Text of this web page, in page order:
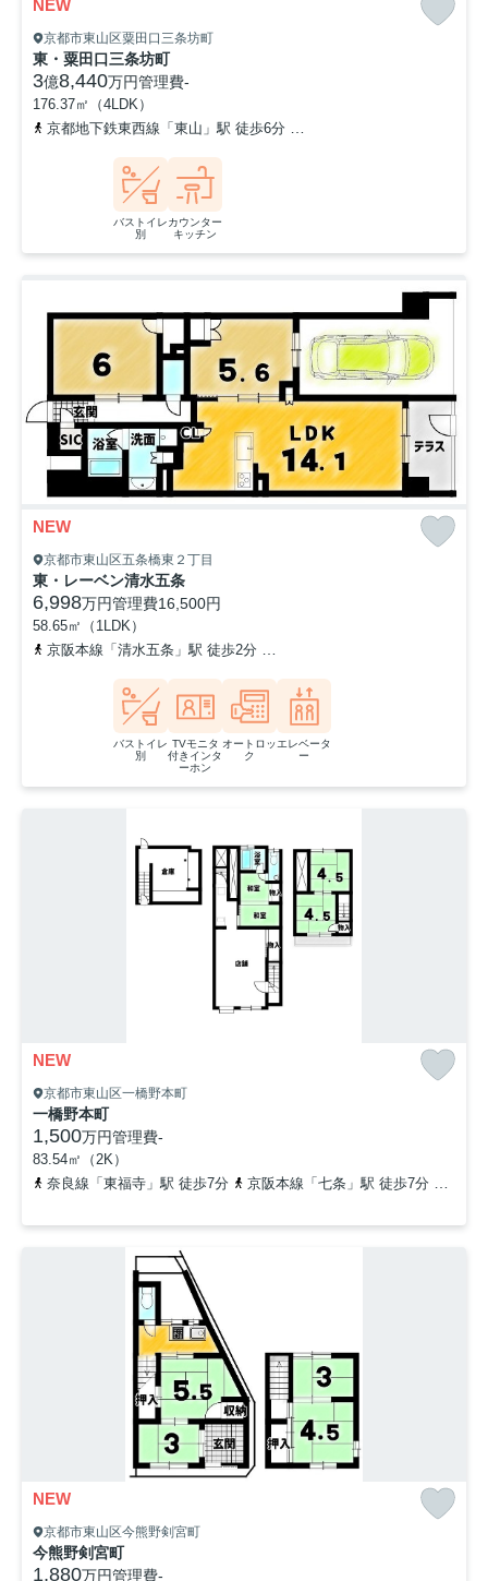
NEW
京都市東山区粟田口三条坊町
東・粟田口三条坊町
3億8,440万円管理費-
176.37㎡（4LDK）
京都地下鉄東西線「東山」駅 徒歩6分
バストイレ
別
カウンター
キッチン
NEW
京都市東山区五条橋東２丁目
東・レーベン清水五条
6,998万円管理費16,500円
58.65㎡（1LDK）
京阪本線「清水五条」駅 徒歩2分
バストイレ
別
TVモニタ
付きインタ
ーホン
オートロッ
ク
エレベータ
ー
NEW
京都市東山区一橋野本町
一橋野本町
1,500万円管理費-
83.54㎡（2K）
奈良線「東福寺」駅 徒歩7分
京阪本線「七条」駅 徒歩7分
NEW
京都市東山区今熊野剣宮町
今熊野剣宮町
1,880万円管理費-